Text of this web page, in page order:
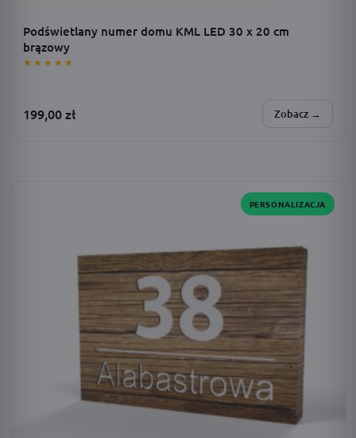
Podświetlany numer domu KML LED 30 x 20 cm
brązowy
★★★★★
199,00zł Zobacz →
PERSONALIZACJA